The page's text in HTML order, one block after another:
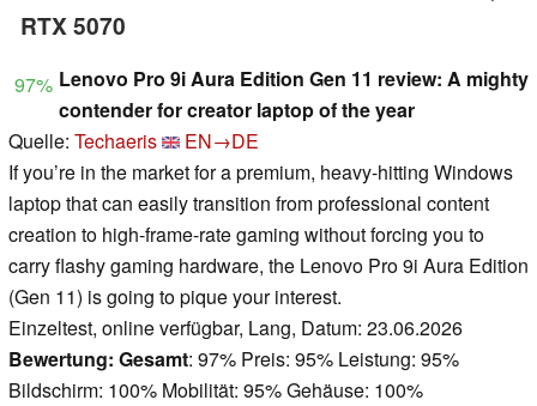
RTX 5070
97% Lenovo Pro 9i Aura Edition Gen 11 review: A mighty
contender for creator laptop of the year
Quelle: Techaeris
EN→DE
If you’re in the market for a premium, heavy-hitting Windows
laptop that can easily transition from professional content
creation to high-frame-rate gaming without forcing you to
carry flashy gaming hardware, the Lenovo Pro 9i Aura Edition
(Gen 11) is going to pique your interest.
Einzeltest, online verfügbar, Lang, Datum: 23.06.2026
Bewertung: Gesamt: 97% Preis: 95% Leistung: 95%
Bildschirm: 100% Mobilität: 95% Gehäuse: 100%